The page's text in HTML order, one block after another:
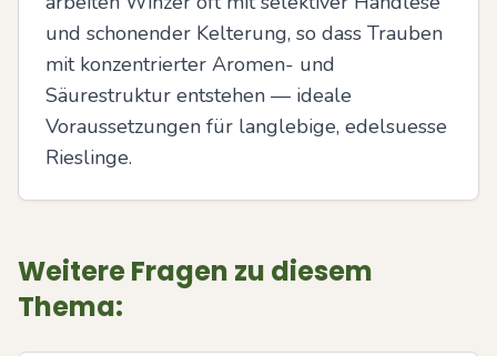
und schonender Kelterung, so dass Trauben
mit konzentrierter Aromen- und
Säurestruktur entstehen — ideale
Voraussetzungen für langlebige, edelsuesse
Rieslinge.
Weitere Fragen zu diesem
Thema: